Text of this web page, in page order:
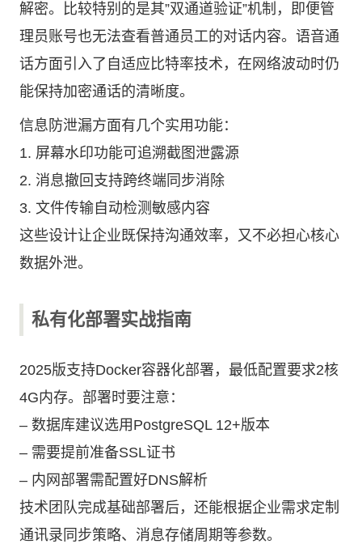
解密。比较特别的是其”双通道验证”机制，即便管
理员账号也无法查看普通员工的对话内容。语音通
话方面引入了自适应比特率技术，在网络波动时仍
能保持加密通话的清晰度。
信息防泄漏方面有几个实用功能：
1. 屏幕水印功能可追溯截图泄露源
2. 消息撤回支持跨终端同步消除
3. 文件传输自动检测敏感内容
这些设计让企业既保持沟通效率，又不必担心核心
数据外泄。
私有化部署实战指南
2025版支持Docker容器化部署，最低配置要求2核
4G内存。部署时要注意：
– 数据库建议选用PostgreSQL 12+版本
– 需要提前准备SSL证书
– 内网部署需配置好DNS解析
技术团队完成基础部署后，还能根据企业需求定制
通讯录同步策略、消息存储周期等参数。